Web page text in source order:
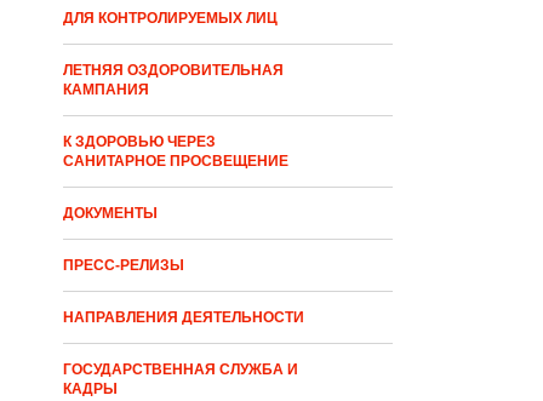
ДЛЯ КОНТРОЛИРУЕМЫХ ЛИЦ
ЛЕТНЯЯ ОЗДОРОВИТЕЛЬНАЯ
КАМПАНИЯ
К ЗДОРОВЬЮ ЧЕРЕЗ
САНИТАРНОЕ ПРОСВЕЩЕНИЕ
ДОКУМЕНТЫ
ПРЕСС-РЕЛИЗЫ
НАПРАВЛЕНИЯ ДЕЯТЕЛЬНОСТИ
ГОСУДАРСТВЕННАЯ СЛУЖБА И
КАДРЫ